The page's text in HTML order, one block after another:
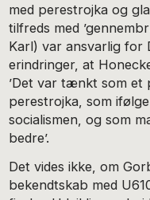
med perestrojka og
tilfreds med
Karl) var ansvarlig for
erindringer, at
’Det var tænkt som et
perestrojka, som
socialismen, og som
bedre’.
Det vides ikke, om
bekendtskab med